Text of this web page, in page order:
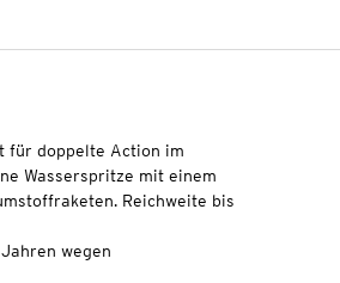
für doppelte Action im
Wasserspritze mit einem
Reichweite bis
wegen